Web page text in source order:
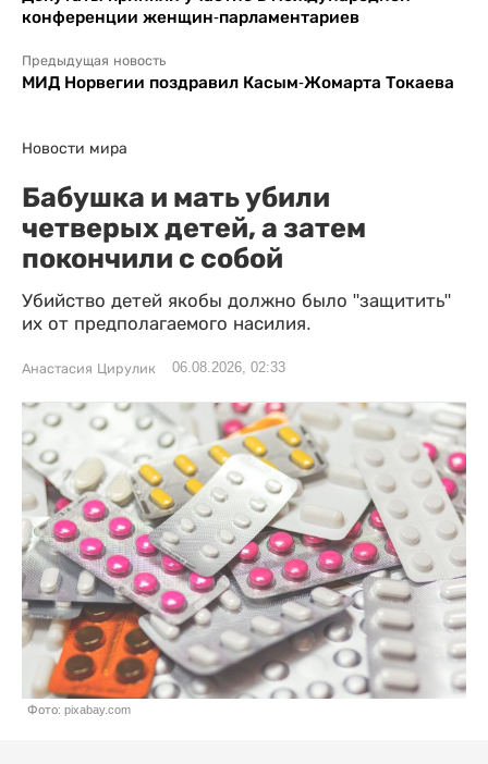
конференции женщин-парламентариев
Предыдущая новость
МИД Норвегии поздравил Касым-Жомарта Токаева
Новости мира
Бабушка и мать убили
четверых детей, а затем
покончили с собой
Убийство детей якобы должно было "защитить"
их от предполагаемого насилия.
Анастасия Цирулик 06.08.2026, 02:33
Фото: pixabay.com